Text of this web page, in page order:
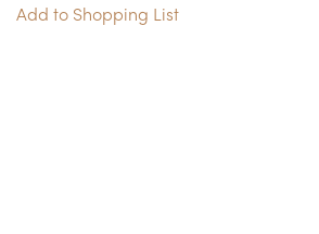
Add to Shopping List